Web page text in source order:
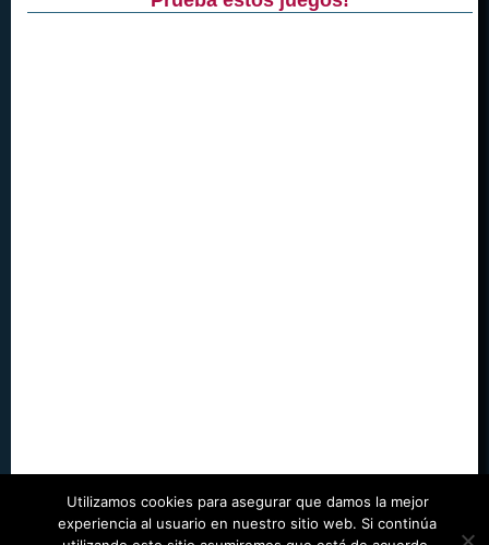
Utilizamos cookies para asegurar que damos la mejor
experiencia al usuario en nuestro sitio web. Si continúa